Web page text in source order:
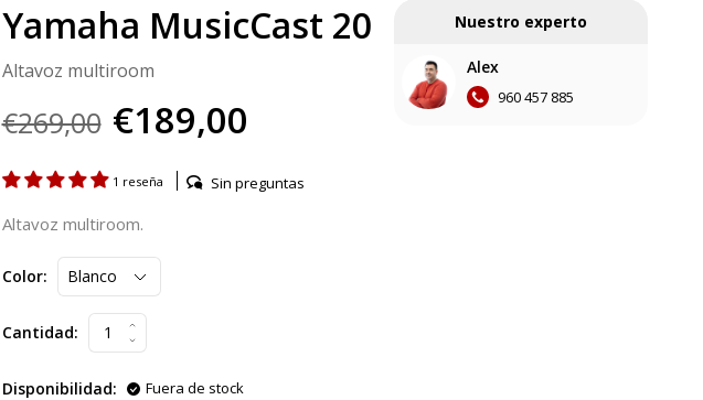
Yamaha MusicCast 20
Altavoz multiroom
€269,00 €189,00
Nuestro experto
Alex
960 457 885
1 reseña Sin preguntas
Altavoz multiroom.
Color:
Cantidad:
Disponibilidad: Fuera de stock